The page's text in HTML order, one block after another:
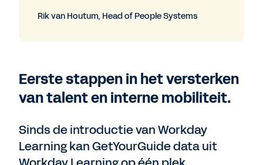
Rik van Houtum, Head of People Systems
Eerste stappen in het versterken
van talent en interne mobiliteit.
Sinds de introductie van Workday
Learning kan GetYourGuide data uit